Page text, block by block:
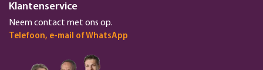
Klantenservice
Neem contact met ons op.
Telefoon, e-mail of WhatsApp